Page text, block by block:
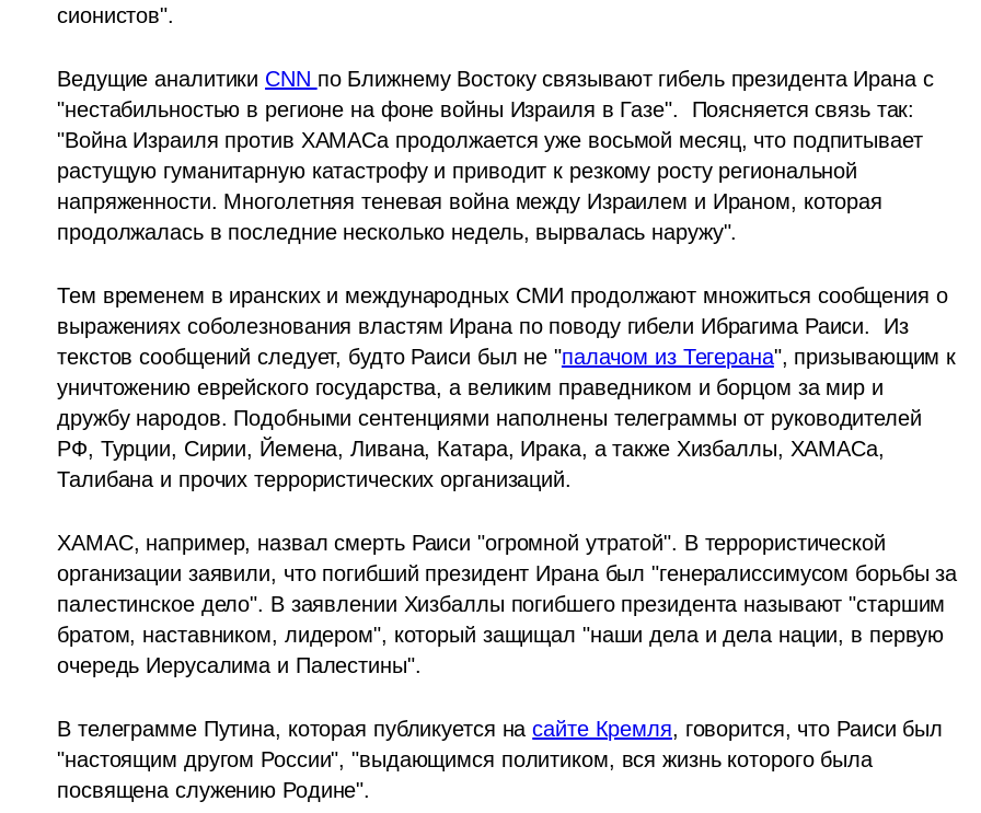
сионистов".
Ведущие аналитики CNN по Ближнему Востоку связывают гибель президента Ирана с
"нестабильностью в регионе на фоне войны Израиля в Газе".  Поясняется связь так:
"Война Израиля против ХАМАСа продолжается уже восьмой месяц, что подпитывает
растущую гуманитарную катастрофу и приводит к резкому росту региональной
напряженности. Многолетняя теневая война между Израилем и Ираном, которая
продолжалась в последние несколько недель, вырвалась наружу".
Тем временем в иранских и международных СМИ продолжают множиться сообщения о
выражениях соболезнования властям Ирана по поводу гибели Ибрагима Раиси.  Из
текстов сообщений следует, будто Раиси был не "палачом из Тегерана", призывающим к
уничтожению еврейского государства, а великим праведником и борцом за мир и
дружбу народов. Подобными сентенциями наполнены телеграммы от руководителей
РФ, Турции, Сирии, Йемена, Ливана, Катара, Ирака, а также Хизбаллы, ХАМАСа,
Талибана и прочих террористических организаций.
ХАМАС, например, назвал смерть Раиси "огромной утратой". В террористической
организации заявили, что погибший президент Ирана был "генералиссимусом борьбы за
палестинское дело". В заявлении Хизбаллы погибшего президента называют "старшим
братом, наставником, лидером", который защищал "наши дела и дела нации, в первую
очередь Иерусалима и Палестины".
В телеграмме Путина, которая публикуется на сайте Кремля, говорится, что Раиси был
"настоящим другом России", "выдающимся политиком, вся жизнь которого была
посвящена служению Родине".